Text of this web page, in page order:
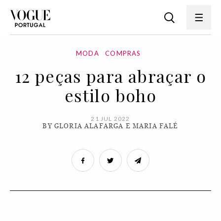
MODA COMPRAS
12 peças para abraçar o
estilo boho
21 JUL 2022
BY GLORIA ALAFARGA E MARIA FALÉ